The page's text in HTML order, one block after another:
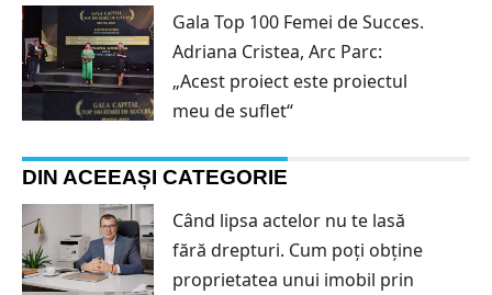
Gala Top 100 Femei de Succes.
Adriana Cristea, Arc Parc:
„Acest proiect este proiectul
meu de suflet“
DIN ACEEAȘI CATEGORIE
Când lipsa actelor nu te lasă
fără drepturi. Cum poți obține
proprietatea unui imobil prin